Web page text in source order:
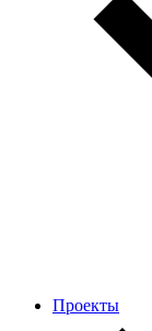
Проекты